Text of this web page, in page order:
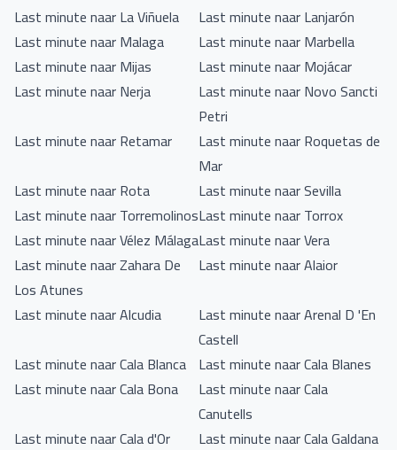
Last minute naar La Viñuela
Last minute naar Lanjarón
Last minute naar Malaga
Last minute naar Marbella
Last minute naar Mijas
Last minute naar Mojácar
Last minute naar Nerja
Last minute naar Novo Sancti
Petri
Last minute naar Retamar
Last minute naar Roquetas de
Mar
Last minute naar Rota
Last minute naar Sevilla
Last minute naar TorremolinosLast minute naar Torrox
Last minute naar Vélez MálagaLast minute naar Vera
Last minute naar Zahara De
Los Atunes
Last minute naar Alaior
Last minute naar Alcudia
Last minute naar Arenal D 'En
Castell
Last minute naar Cala Blanca Last minute naar Cala Blanes
Last minute naar Cala Bona
Last minute naar Cala
Canutells
Last minute naar Cala d'Or
Last minute naar Cala Galdana